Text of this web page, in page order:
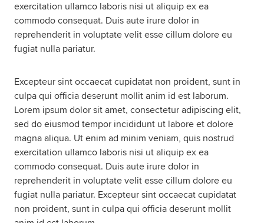
Kampanjer
Om oss
Nyheter
Ordlista
FAQ
Tillgänglighetsredogörelse
GDPR
exercitation ullamco laboris nisi ut aliquip ex ea
commodo consequat. Duis aute irure dolor in
reprehenderit in voluptate velit esse cillum dolore eu
fugiat nulla pariatur.
Excepteur sint occaecat cupidatat non proident, sunt in
culpa qui officia deserunt mollit anim id est laborum.
Lorem ipsum dolor sit amet, consectetur adipiscing elit,
sed do eiusmod tempor incididunt ut labore et dolore
magna aliqua. Ut enim ad minim veniam, quis nostrud
exercitation ullamco laboris nisi ut aliquip ex ea
commodo consequat. Duis aute irure dolor in
reprehenderit in voluptate velit esse cillum dolore eu
fugiat nulla pariatur. Excepteur sint occaecat cupidatat
non proident, sunt in culpa qui officia deserunt mollit